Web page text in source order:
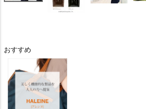
おすすめ